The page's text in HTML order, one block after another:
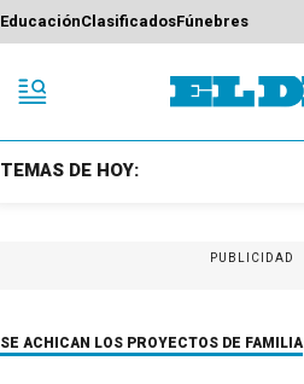
EducaciónClasificadosFúnebres
TEMAS DE HOY:
PUBLICIDAD
SE ACHICAN LOS PROYECTOS DE FAMILIA